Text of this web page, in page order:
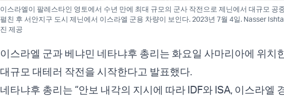
이스라엘이 팔레스타인 영토에서 수년 만에 최대 규모의 군사 작전으로 제닌에서 대규모 공
펼친 후 서안지구 도시 제닌에서 이스라엘 군용 차량이 보인다. 2023년 7월 4일. Nasser
진 제공
이스라엘 군과 베냐민 네타냐후 총리는 화요일 사마리아에 위치
대규모 대테러 작전을 시작한다고 발표했다.
네타냐후 총리는 “안보 내각의 지시에 따라 IDF와 ISA, 이스라엘